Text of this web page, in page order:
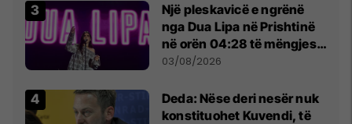
Një pleskavicë e ngrënë
nga Dua Lipa në Prishtinë
në orën 04:28 të mëngjesit
- dhe bota digjitale serbe
03/08/2026
Deda: Nëse deri nesër nuk
konstituohet Kuvendi, të